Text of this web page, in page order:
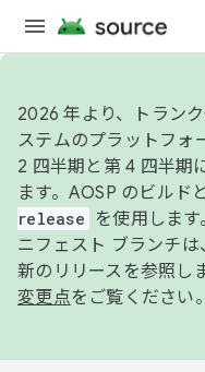
2026 年より、トラン
ステムのプラットフォ
2 四半期と第 4 四半期
ます。AOSP のビルド
release
を使用します。
ニフェスト ブランチ
新のリリースを参照し
変更点をご覧ください。